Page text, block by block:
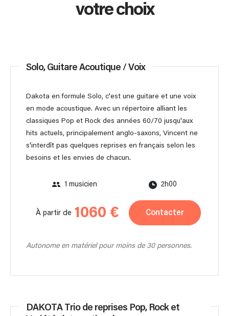
votre choix
Solo, Guitare Acoutique / Voix
Dakota en formule Solo, c'est une guitare et une voix
en mode acoustique. Avec un répertoire alliant les
classiques Pop et Rock des années 60/70 jusqu'aux
hits actuels, principalement anglo-saxons, Vincent ne
s'interdît pas quelques reprises en français selon les
besoins et les envies de chacun.
1 musicien 2h00
À partir de 1060 € Contacter
Autonome en matériel pour moins de 30 personnes.
DAKOTA Trio de reprises Pop, Rock et